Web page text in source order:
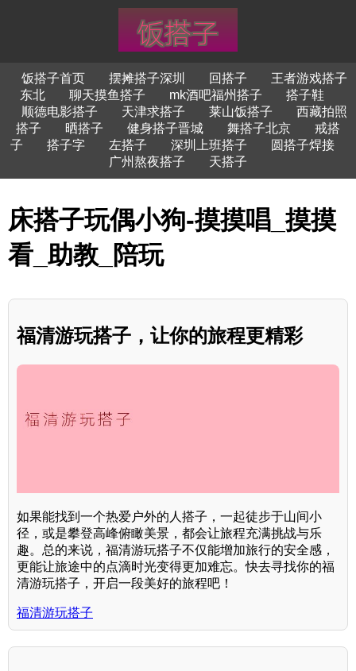
饭搭子首页 摆摊搭子深圳 回搭子
王者游戏搭子
东北
聊天摸鱼搭子 mk酒吧福州搭子
搭子鞋
顺德电影搭子
天津求搭子 莱山饭搭子
西藏拍照
搭子
晒搭子 健身搭子晋城 舞搭子北京
戒搭
子
搭子字 左搭子 深圳上班搭子
圆搭子焊接
广州熬夜搭子
天搭子
床搭子玩偶小狗-摸摸唱_摸摸
看_助教_陪玩
福清游玩搭子，让你的旅程更精彩
如果能找到一个热爱户外的人搭子，一起徒步于山间小
径，或是攀登高峰俯瞰美景，都会让旅程充满挑战与乐
趣。总的来说，福清游玩搭子不仅能增加旅行的安全感，
更能让旅途中的点滴时光变得更加难忘。快去寻找你的福
清游玩搭子，开启一段美好的旅程吧！
福清游玩搭子